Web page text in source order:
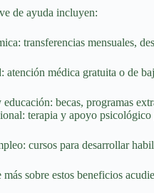
de ayuda incluyen:
transferencias mensuales,
atención médica gratuita o de
becas, programas
terapia y apoyo
cursos para desarrollar
más sobre estos beneficios